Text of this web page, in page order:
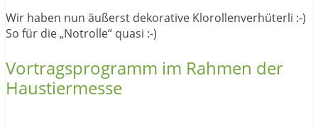
Wir haben nun äußerst dekorative Klorollenverhüterli :-)
So für die „Notrolle“ quasi :-)
Vortragsprogramm im Rahmen der
Haustiermesse